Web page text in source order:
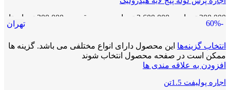
300,000 تومان 3,600,000 تومان
محدوده قیمت: 300,000 تومان تا
3,600,000 تومان
-60% تهران
انتخاب گزینه‌ها این محصول دارای انواع مختلفی می باشد. گزینه ها
ممکن است در صفحه محصول انتخاب شوند
افزودن به علاقه مندی ها
اجاره پولیفت 1.5تن